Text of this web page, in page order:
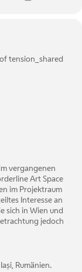
tension_shared
vergangenen
Art Space
im Projektraum
Interesse an
sich in Wien und
jedoch
Rumänien.